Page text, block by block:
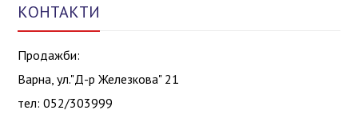
КОНТАКТИ
Продажби:
Варна, ул."Д-р Железкова" 21
тел: 052/303999